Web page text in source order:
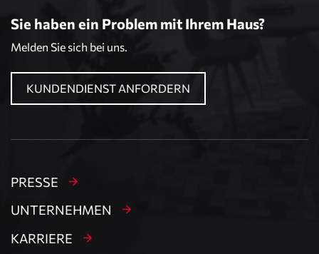
Sie haben ein Problem mit Ihrem Haus?
Melden Sie sich bei uns.
KUNDENDIENST ANFORDERN
PRESSE
UNTERNEHMEN
KARRIERE